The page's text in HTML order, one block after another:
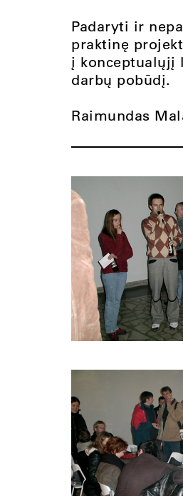
Padaryti ir
praktinę
į konceptualųjį
darbų pobūdį.
Raimundas